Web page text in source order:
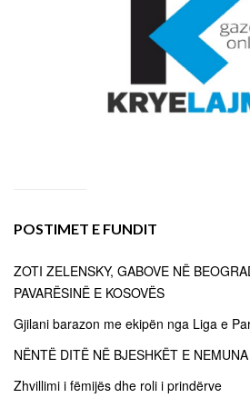
POSTIMET E FUNDIT
ZOTI ZELENSKY, GABOVE NË
PAVARËSINË E KOSOVËS
Gjilani barazon me ekipën nga Liga e
NËNTË DITË NË BJESHKËT E NEMUNA
Zhvillimi i fëmijës dhe roli i prindërve